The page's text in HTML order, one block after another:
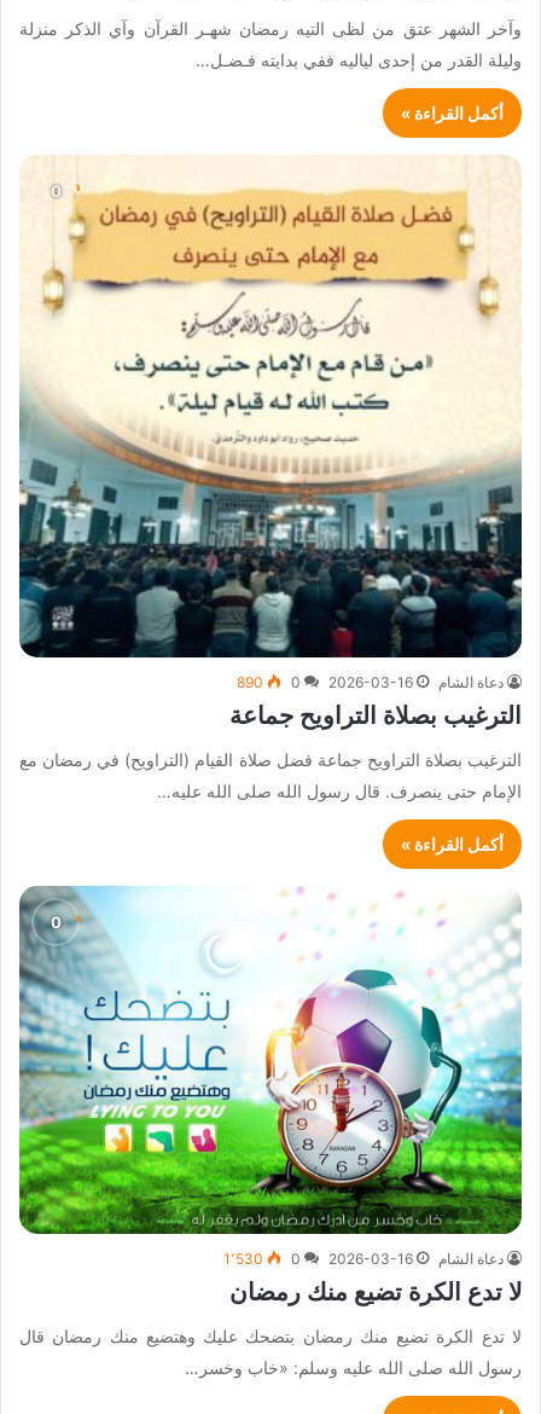
وآخر الشهر عتق من لظى التيه رمضان شهـر القرآن وآي الذكر منزلة
وليلة القدر من إحدى لياليه ففي بدايته فـضـل…
أكمل القراءة »
دعاة الشام 2026-03-16
0
890
الترغيب بصلاة التراويح جماعة
الترغيب بصلاة التراويح جماعة فضل صلاة القيام (التراويح) في رمضان مع
الإمام حتى ينصرف. قال رسول الله صلى الله عليه…
أكمل القراءة »
دعاة الشام 2026-03-16
0 1٬530
لا تدع الكرة تضيع منك رمضان
لا تدع الكرة تضيع منك رمضان بتضحك عليك وهتضيع منك رمضان قال
رسول الله صلى الله عليه وسلم: «خاب وخسر…